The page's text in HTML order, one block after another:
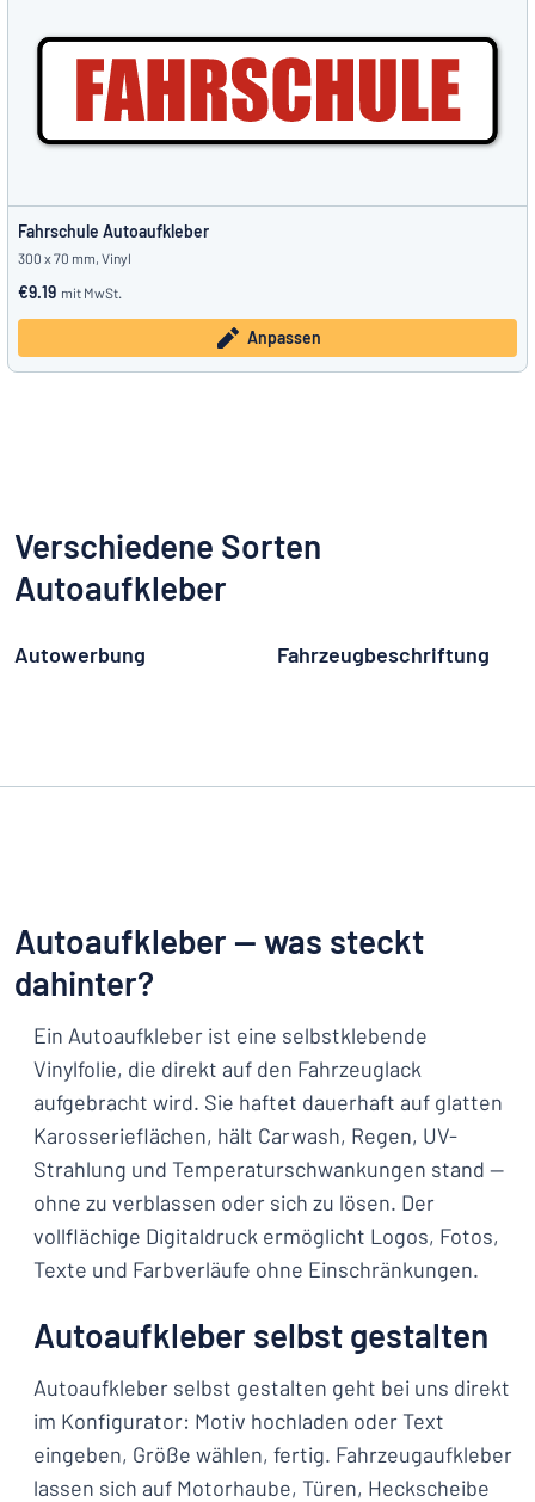
Fahrschule Autoaufkleber
300 x 70 mm, Vinyl
€9.19 mit MwSt.
Anpassen
Verschiedene Sorten
Autoaufkleber
Autowerbung Fahrzeugbeschriftung
Autoaufkleber — was steckt
dahinter?
Ein Autoaufkleber ist eine selbstklebende
Vinylfolie, die direkt auf den Fahrzeuglack
aufgebracht wird. Sie haftet dauerhaft auf glatten
Karosserieflächen, hält Carwash, Regen, UV-
Strahlung und Temperaturschwankungen stand —
ohne zu verblassen oder sich zu lösen. Der
vollflächige Digitaldruck ermöglicht Logos, Fotos,
Texte und Farbverläufe ohne Einschränkungen.
Autoaufkleber selbst gestalten
Autoaufkleber selbst gestalten geht bei uns direkt
im Konfigurator: Motiv hochladen oder Text
eingeben, Größe wählen, fertig. Fahrzeugaufkleber
lassen sich auf Motorhaube, Türen, Heckscheibe